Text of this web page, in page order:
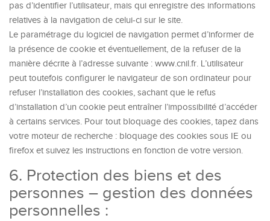
pas d’identifier l’utilisateur, mais qui enregistre des informations
relatives à la navigation de celui-ci sur le site.
Le paramétrage du logiciel de navigation permet d’informer de
la présence de cookie et éventuellement, de la refuser de la
manière décrite à l’adresse suivante : www.cnil.fr. L’utilisateur
peut toutefois configurer le navigateur de son ordinateur pour
refuser l’installation des cookies, sachant que le refus
d’installation d’un cookie peut entraîner l’impossibilité d’accéder
à certains services. Pour tout bloquage des cookies, tapez dans
votre moteur de recherche : bloquage des cookies sous IE ou
firefox et suivez les instructions en fonction de votre version.
6. Protection des biens et des
personnes – gestion des données
personnelles :